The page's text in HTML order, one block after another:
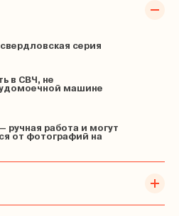
серия
в СВЧ, не
машине
работа и могут
от фотографий на